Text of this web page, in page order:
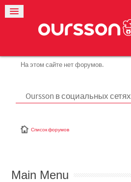
На этом сайте нет форумов.
Oursson в социальных сетях
Список форумов
Main Menu